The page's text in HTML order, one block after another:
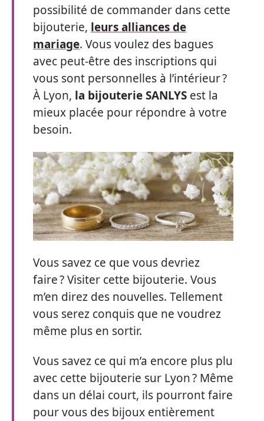
possibilité de commander dans cette
bijouterie, leurs alliances de
mariage. Vous voulez des bagues
avec peut-être des inscriptions qui
vous sont personnelles à l’intérieur ?
À Lyon, la bijouterie SANLYS est la
mieux placée pour répondre à votre
besoin.
Vous savez ce que vous devriez
faire ? Visiter cette bijouterie. Vous
m’en direz des nouvelles. Tellement
vous serez conquis que ne voudrez
même plus en sortir.
Vous savez ce qui m’a encore plus plu
avec cette bijouterie sur Lyon ? Même
dans un délai court, ils pourront faire
pour vous des bijoux entièrement